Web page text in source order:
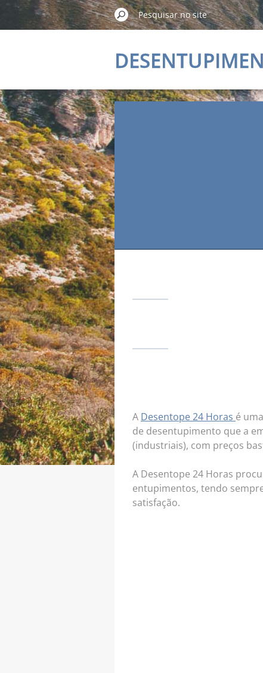
ALMADA
LIGUE
A Desentope 24 Horas é
de desentupimento que a
(industriais), com preços
A Desentope 24 Horas
entupimentos, tendo
satisfação.